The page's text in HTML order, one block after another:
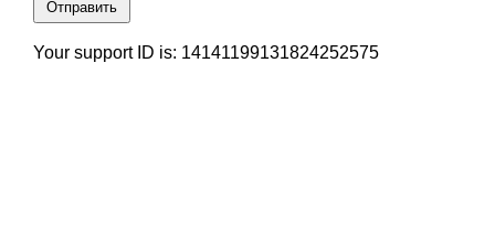
Отправить
Your support ID is: 14141199131824252575